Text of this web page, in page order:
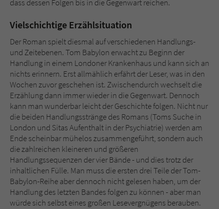
dass dessen Folgen bis in die Gegenwart reichen.
Vielschichtige Erzählsituation
Der Roman spielt diesmal auf verschiedenen Handlungs-
und Zeitebenen. Tom Babylon erwacht zu Beginn der
Handlung in einem Londoner Krankenhaus und kann sich an
nichts erinnern. Erst allmählich erfährt der Leser, was in den
Wochen zuvor geschehen ist. Zwischendurch wechselt die
Erzählung dann immer wieder in die Gegenwart. Dennoch
kann man wunderbar leicht der Geschichte folgen. Nicht nur
die beiden Handlungsstränge des Romans (Toms Suche in
London und Sitas Aufenthalt in der Psychiatrie) werden am
Ende scheinbar mühelos zusammengeführt, sondern auch
die zahlreichen kleineren und größeren
Handlungssequenzen der vier Bände - und dies trotz der
inhaltlichen Fülle. Man muss die ersten drei Teile der Tom-
Babylon-Reihe aber dennoch nicht gelesen haben, um der
Handlung des letzten Bandes folgen zu können - aber man
würde sich selbst eines großen Lesevergnügens berauben.